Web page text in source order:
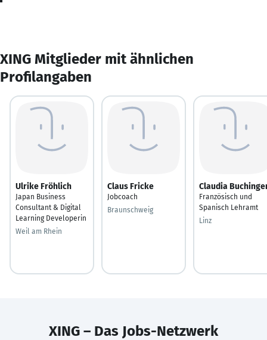
XING Mitglieder mit ähnlichen
Profilangaben
Ulrike Fröhlich
Japan Business
Consultant & Digital
Learning Developerin
Weil am Rhein
Claus Fricke
Jobcoach
Braunschweig
Claudia
Französisch und
Spanisch Lehramt
Linz
XING – Das Jobs-Netzwerk